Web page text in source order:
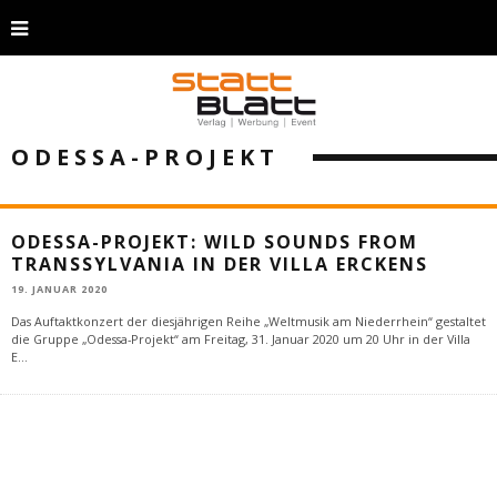
ODESSA-PROJEKT
ODESSA-PROJEKT: WILD SOUNDS FROM
TRANSSYLVANIA IN DER VILLA ERCKENS
19. JANUAR 2020
Das Auftaktkonzert der diesjährigen Reihe „Weltmusik am Niederrhein“ gestaltet
die Gruppe „Odessa-Projekt“ am Freitag, 31. Januar 2020 um 20 Uhr in der Villa
E...